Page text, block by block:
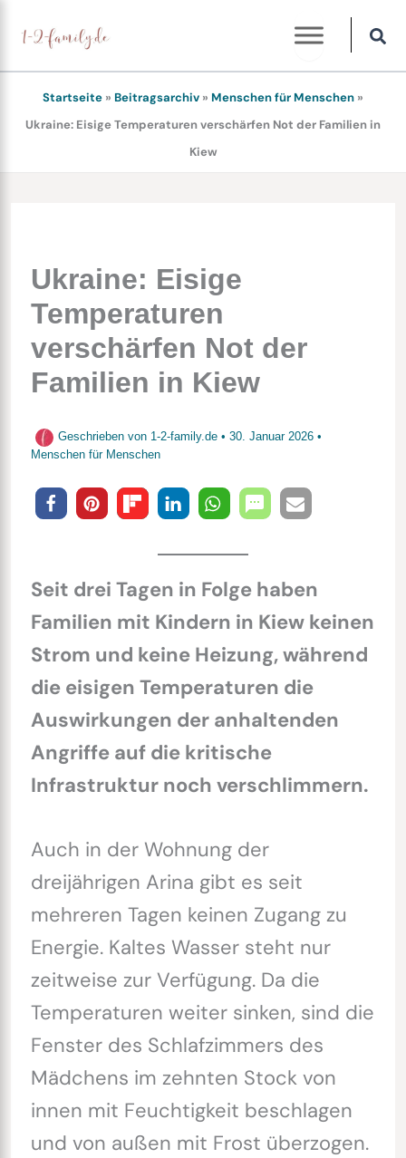
Inhalt
springen
Startseite » Beitragsarchiv » Menschen für Menschen »
Ukraine: Eisige Temperaturen verschärfen Not der Familien in
Kiew
Ukraine: Eisige
Temperaturen
verschärfen Not der
Familien in Kiew
Geschrieben von 1-2-family.de • 30. Januar 2026 •
Menschen für Menschen
Seit drei Tagen in Folge haben
Familien mit Kindern in Kiew keinen
Strom und keine Heizung, während
die eisigen Temperaturen die
Auswirkungen der anhaltenden
Angriffe auf die kritische
Infrastruktur noch verschlimmern.
Auch in der Wohnung der
dreijährigen Arina gibt es seit
mehreren Tagen keinen Zugang zu
Energie. Kaltes Wasser steht nur
zeitweise zur Verfügung. Da die
Temperaturen weiter sinken, sind die
Fenster des Schlafzimmers des
Mädchens im zehnten Stock von
innen mit Feuchtigkeit beschlagen
und von außen mit Frost überzogen.